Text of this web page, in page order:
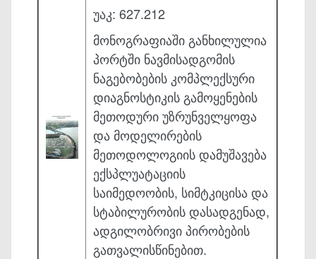
უაკ: 627.212
მონოგრაფიაში განხილულია
პორტში ნავმისადგომის
ნაგებობების კომპლექსური
დიაგნო­სტიკის გამოყენების
მეთოდური უზრუნველყოფა
და მოდელირების
მეთოდოლოგიის დამუ­შავება
ექსპლუატაციის
საიმედოობის, სიმტკიცისა და
სტაბილურობის დასადგენად,
ადგი­ლობრივი პირობების
გათვალისწინებით.